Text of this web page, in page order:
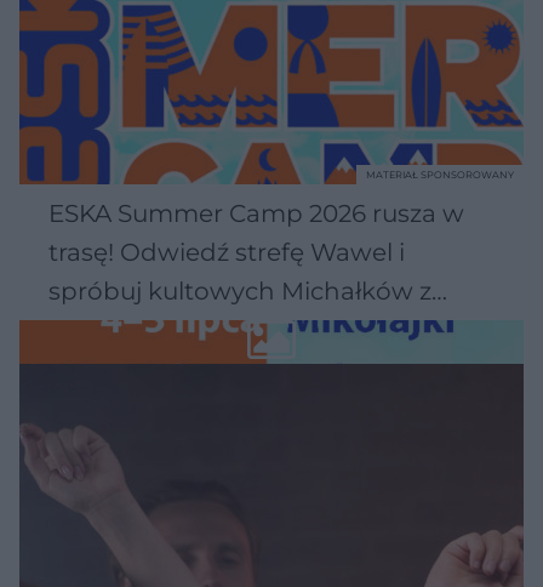
ESKA Summer Camp 2026 rusza w
trasę! Odwiedź strefę Wawel i
spróbuj kultowych Michałków z
Wawelu
MATERIAŁ SPONSOROWANY